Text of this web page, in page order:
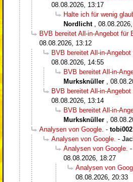
08.08.2026, 13:17
Halte ich für wenig
Nordlicht ,
BVB bereitet All-in-Angebot für
08.08.2026, 13:12
BVB bereitet All-in-
08.08.2026, 14:55
BVB bereitet All-in-
Murksknüller ,
BVB bereitet All-in-
08.08.2026, 13:14
BVB bereitet All-in-
Murksknüller ,
Analysen von Google. - tobi002
Analysen von Google. -
Analysen von Google. -
08.08.2026, 18:27
Analysen von
08.08.2026, 20:33